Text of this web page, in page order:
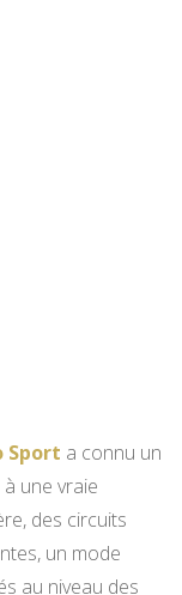
Sport a connu un
une vraie
des circuits
un mode
au niveau des